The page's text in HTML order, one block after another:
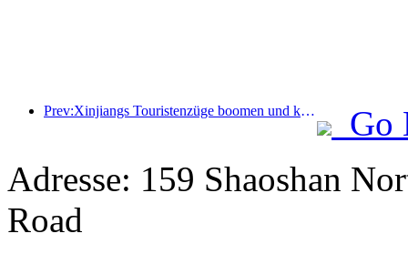
Prev:Xinjiangs Touristenzüge boomen und kurbeln die Kultur- und Tourismuswirtschaft an
Go
Adresse: 159 Shaoshan
Road